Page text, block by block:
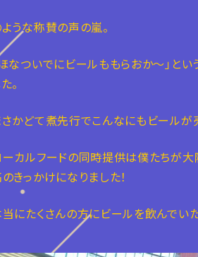
うな称賛の声の嵐。
なついでにビールももらおか〜」と
。
さかどて煮先行でこんなにもビールが売
ーカルフードの同時提供は僕たちが
きっかけになりました！
にたくさんの方にビールを飲んでい